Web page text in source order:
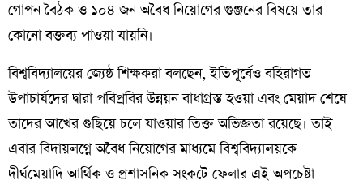
গোপন বৈঠক ও ১০৪ জন অবৈধ নিয়োগের গুঞ্জনের বিষয়ে তার
কোনো বক্তব্য পাওয়া যায়নি।
​বিশ্ববিদ্যালয়ের জ্যেষ্ঠ শিক্ষকরা বলছেন, ইতিপূর্বেও বহিরাগত
উপাচার্যদের দ্বারা পবিপ্রবির উন্নয়ন বাধাগ্রস্ত হওয়া এবং মেয়াদ শেষে
তাদের আখের গুছিয়ে চলে যাওয়ার তিক্ত অভিজ্ঞতা রয়েছে। তাই
এবার বিদায়লগ্নে অবৈধ নিয়োগের মাধ্যমে বিশ্ববিদ্যালয়কে
দীর্ঘমেয়াদি আর্থিক ও প্রশাসনিক সংকটে ফেলার এই অপচেষ্টা